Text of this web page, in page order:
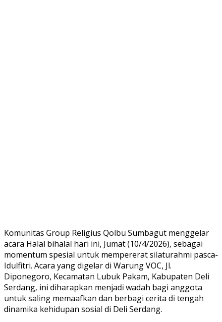
Komunitas Group Religius Qolbu Sumbagut menggelar
acara Halal bihalal hari ini, Jumat (10/4/2026), sebagai
momentum spesial untuk mempererat silaturahmi pasca-
Idulfitri. Acara yang digelar di Warung VOC, Jl.
Diponegoro, Kecamatan Lubuk Pakam, Kabupaten Deli
Serdang, ini diharapkan menjadi wadah bagi anggota
untuk saling memaafkan dan berbagi cerita di tengah
dinamika kehidupan sosial di Deli Serdang.